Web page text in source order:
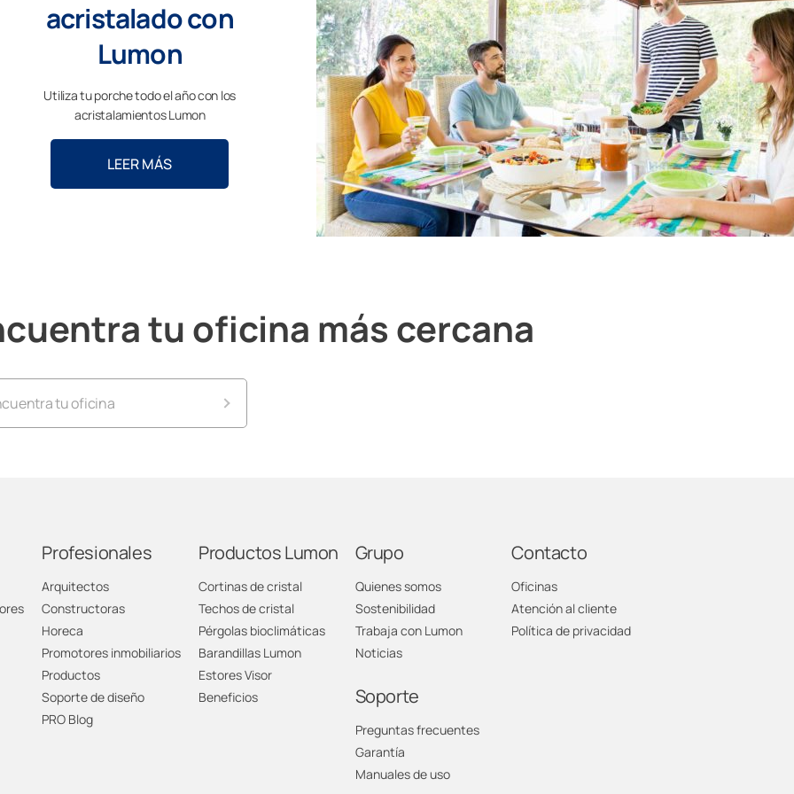
acristalado con
Lumon
Utiliza tu porche todo el año con los
acristalamientos Lumon
LEER MÁS
tu oficina más cercana
tu oficina
Andorra
Barcelona
Cáceres
Cádiz
Profesionales
Arquitectos
Constructoras
Horeca
Promotores inmobiliarios
Productos
Soporte de diseño
PRO Blog
Productos Lumon
Cortinas de cristal
Techos de cristal
Pérgolas bioclimáticas
Barandillas Lumon
Estores Visor
Beneficios
Grupo
Quienes somos
Sostenibilidad
Trabaja con Lumon
Noticias
Soporte
Preguntas frecuentes
Garantía
Manuales de uso
Contacto
Oficinas
Atención al cliente
Política de privacidad